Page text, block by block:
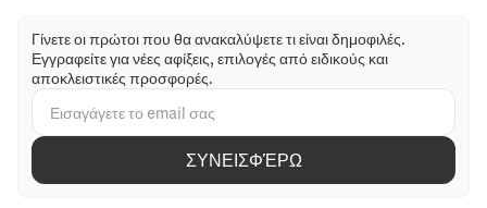
Γίνετε οι πρώτοι που θα ανακαλύψετε τι είναι δημοφιλές.
Εγγραφείτε για νέες αφίξεις, επιλογές από ειδικούς και
αποκλειστικές προσφορές.
ΣΥΝΕΙΣΦΈΡΩ